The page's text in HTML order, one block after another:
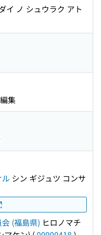
イ ノ シュウラク アト
集
シン ギジュツ コンサ
(福島県) ヒロノマチ